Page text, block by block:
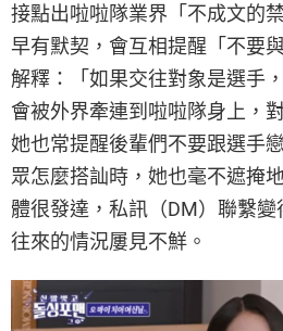
接點出啦啦隊業界「不成文的
早有默契，會互相提醒「不要
解釋：「如果交往對象是選手
會被外界牽連到啦啦隊身上，
她也常提醒後輩們不要跟選手
眾怎麼搭訕時，她也毫不遮掩
體很發達，私訊（DM）聯繫
往來的情況屢見不鮮。